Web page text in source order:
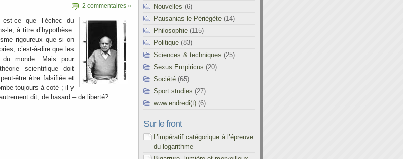
2 commentaires »
ce que l’échec du
le, à titre d’hypothèse.
rigoureux que si on
c’est-à-dire que les
du monde. Mais pour
scientifique doit
être être falsifiée et
toujours à coté ; il y
dit, de hasard – de liberté?
Nouvelles (6)
Pausanias le Périégète (14)
Philosophie (115)
Politique (83)
Sciences & techniques (25)
Sexus Empiricus (20)
Société (65)
Sport studies (27)
www.endredi(t) (6)
Sur le front
L’impératif catégorique à l’épreuve
du logarithme